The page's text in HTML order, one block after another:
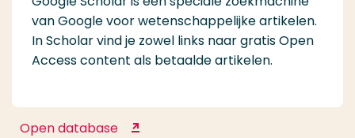
van Google voor wetenschappelijke artikelen.
In Scholar vind je zowel links naar gratis Open
Access content als betaalde artikelen.
Open database Google Scholar